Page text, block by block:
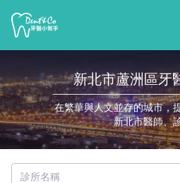
新北市蘆洲區牙
在繁華與人文並存的城市，
新北市醫師、